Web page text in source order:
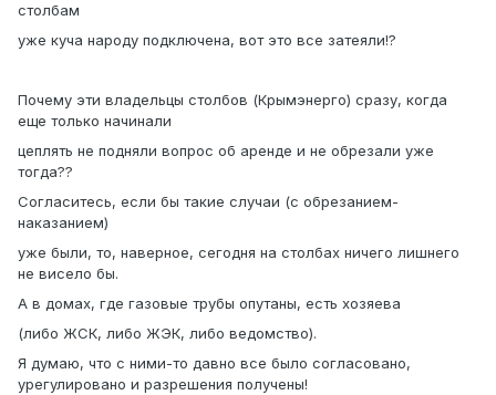
столбам
уже куча народу подключена, вот это все затеяли!?
Почему эти владельцы столбов (Крымэнерго) сразу, когда
еще только начинали
цеплять не подняли вопрос об аренде и не обрезали уже
тогда??
Согласитесь, если бы такие случаи (с обрезанием-
наказанием)
уже были, то, наверное, сегодня на столбах ничего лишнего
не висело бы.
А в домах, где газовые трубы опутаны, есть хозяева
(либо ЖСК, либо ЖЭК, либо ведомство).
Я думаю, что с ними-то давно все было согласовано,
урегулировано и разрешения получены!